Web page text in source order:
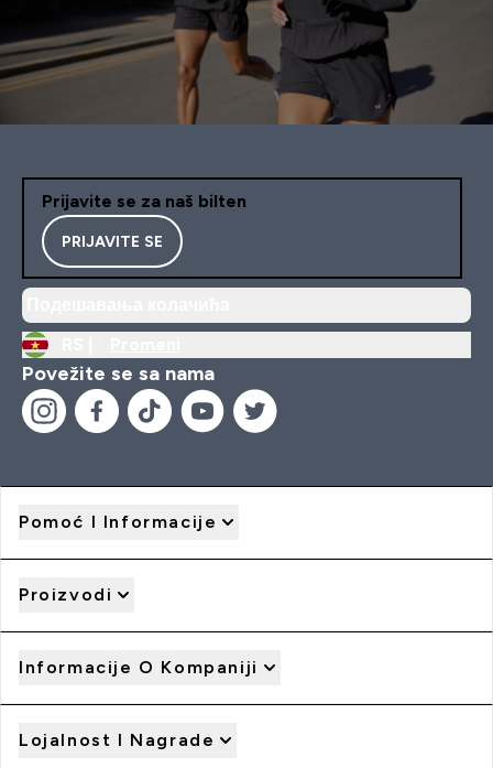
Prijavite se za naš bilten
PRIJAVITE SE
Povežite se sa nama
Pomoć I Informacije
Proizvodi
Informacije O Kompaniji
Lojalnost I Nagrade